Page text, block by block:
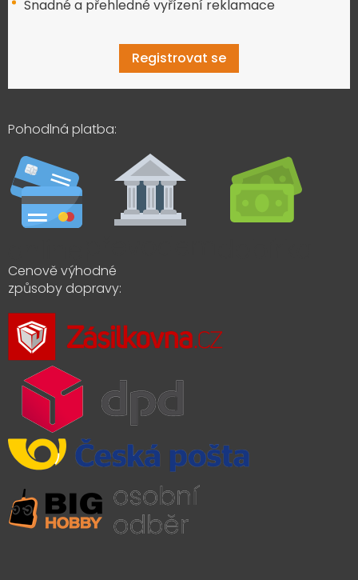
Snadné a přehledné vyřízení reklamace
Registrovat se
Pohodlná platba:
Cenově výhodné
způsoby dopravy: